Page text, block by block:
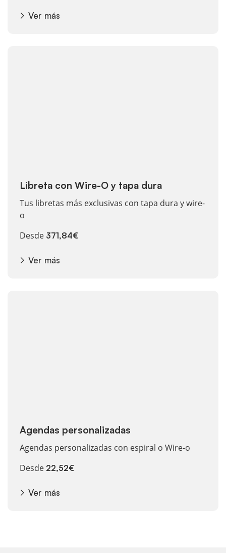
Ver más
Libreta con Wire-O y tapa dura
Tus libretas más exclusivas con tapa dura y wire-
o
Desde 371,84€
Ver más
Agendas personalizadas
Agendas personalizadas con espiral o Wire-o
Desde 22,52€
Ver más